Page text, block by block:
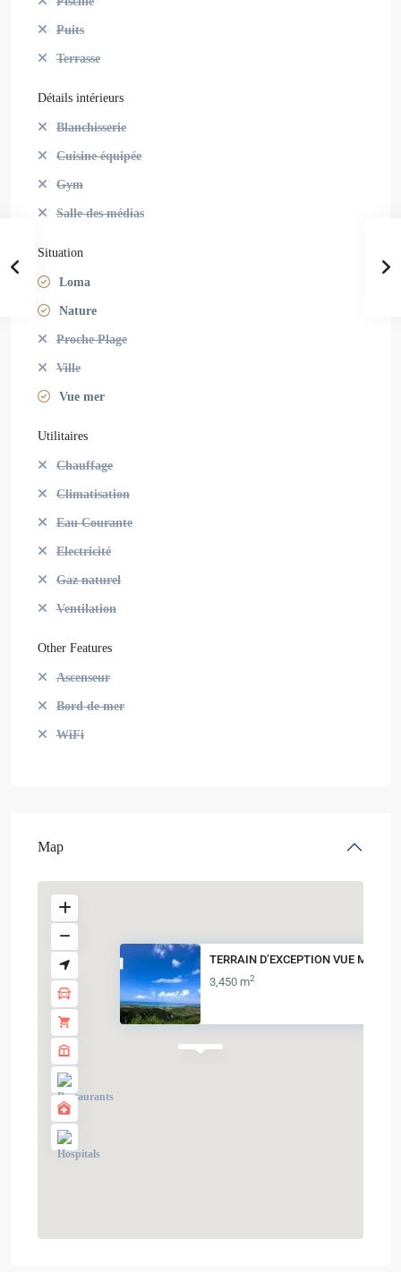
Puits
Terrasse
Détails intérieurs
Blanchisserie
Cuisine équipée
Gym
Salle des médias
Situation
Loma
Nature
Proche Plage
Ville
Vue mer
Utilitaires
Chauffage
Climatisation
Eau Courante
Electricité
Gaz naturel
Ventilation
Other Features
Ascenseur
Bord de mer
WiFi
Map
TERRAIN D’EXCEPTION VUE MER
3,450 m2